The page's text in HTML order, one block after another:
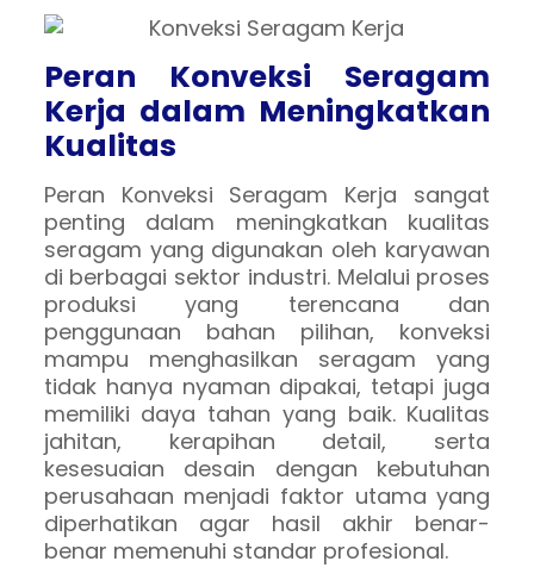
Peran Konveksi Seragam
Kerja dalam Meningkatkan
Kualitas
Peran Konveksi Seragam Kerja sangat
penting dalam meningkatkan kualitas
seragam yang digunakan oleh karyawan
di berbagai sektor industri. Melalui proses
produksi yang terencana dan
penggunaan bahan pilihan, konveksi
mampu menghasilkan seragam yang
tidak hanya nyaman dipakai, tetapi juga
memiliki daya tahan yang baik. Kualitas
jahitan, kerapihan detail, serta
kesesuaian desain dengan kebutuhan
perusahaan menjadi faktor utama yang
diperhatikan agar hasil akhir benar-
benar memenuhi standar profesional.